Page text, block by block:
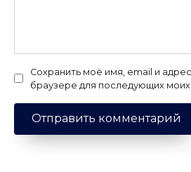
Сохранить моё имя, email и
браузере для последующих